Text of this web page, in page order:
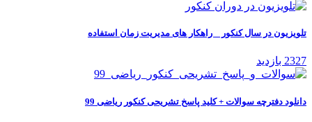
تلویزیون در سال کنکور _ راهکار های مدیریت زمان استفاده
2327 بازدید
دانلود دفترچه سوالات + کلید پاسخ تشریحی کنکور ریاضی 99